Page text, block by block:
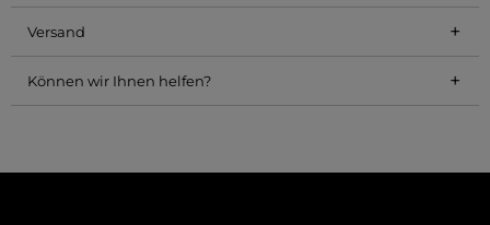
Versand +
Können wir Ihnen helfen? +